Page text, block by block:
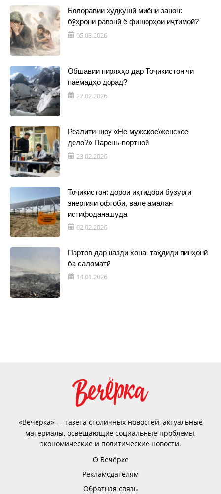
Болоравии худкушӣ миёни занон:
бӯҳрони равонӣ ё фишорҳои иҷтимоӣ?
05.03.2026
Обшавии пиряхҳо дар Тоҷикистон чӣ
паёмадҳо дорад?
27.02.2026
Реалити-шоу «Не мужское\женское
дело?» Парень-портной
23.02.2026
Тоҷикистон: дорои иқтидори бузурги
энергияи офтобӣ, вале амалан
истифоданашуда
02.02.2026
Партов дар назди хона: таҳдиди пинҳонӣ
ба саломатӣ
14.01.2026
«Вечёрка» — газета столичных новостей, актуальные
материалы, освещающие социальные проблемы,
экономические и политические новости.
О Вечёрке
Рекламодателям
Обратная связь